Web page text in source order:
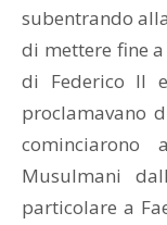
subentrando
di mettere fine
di Federico II
proclamavano
Musulmani
particolare a